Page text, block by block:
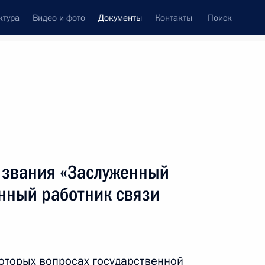
Видео и фото Документы Контакты Поиск
«Заслуженный
работник связи
вопросах государственной